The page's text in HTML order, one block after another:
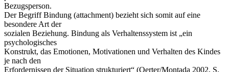
Bezugsperson.
Der Begriff Bindung (attachment) bezieht sich somit auf eine
besondere Art der
sozialen Beziehung. Bindung als Verhaltenssystem ist „ein
psychologisches
Konstrukt, das Emotionen, Motivationen und Verhalten des Kindes
je nach den
Erfordernissen der Situation strukturiert“ (Oerter/Montada 2002, S.